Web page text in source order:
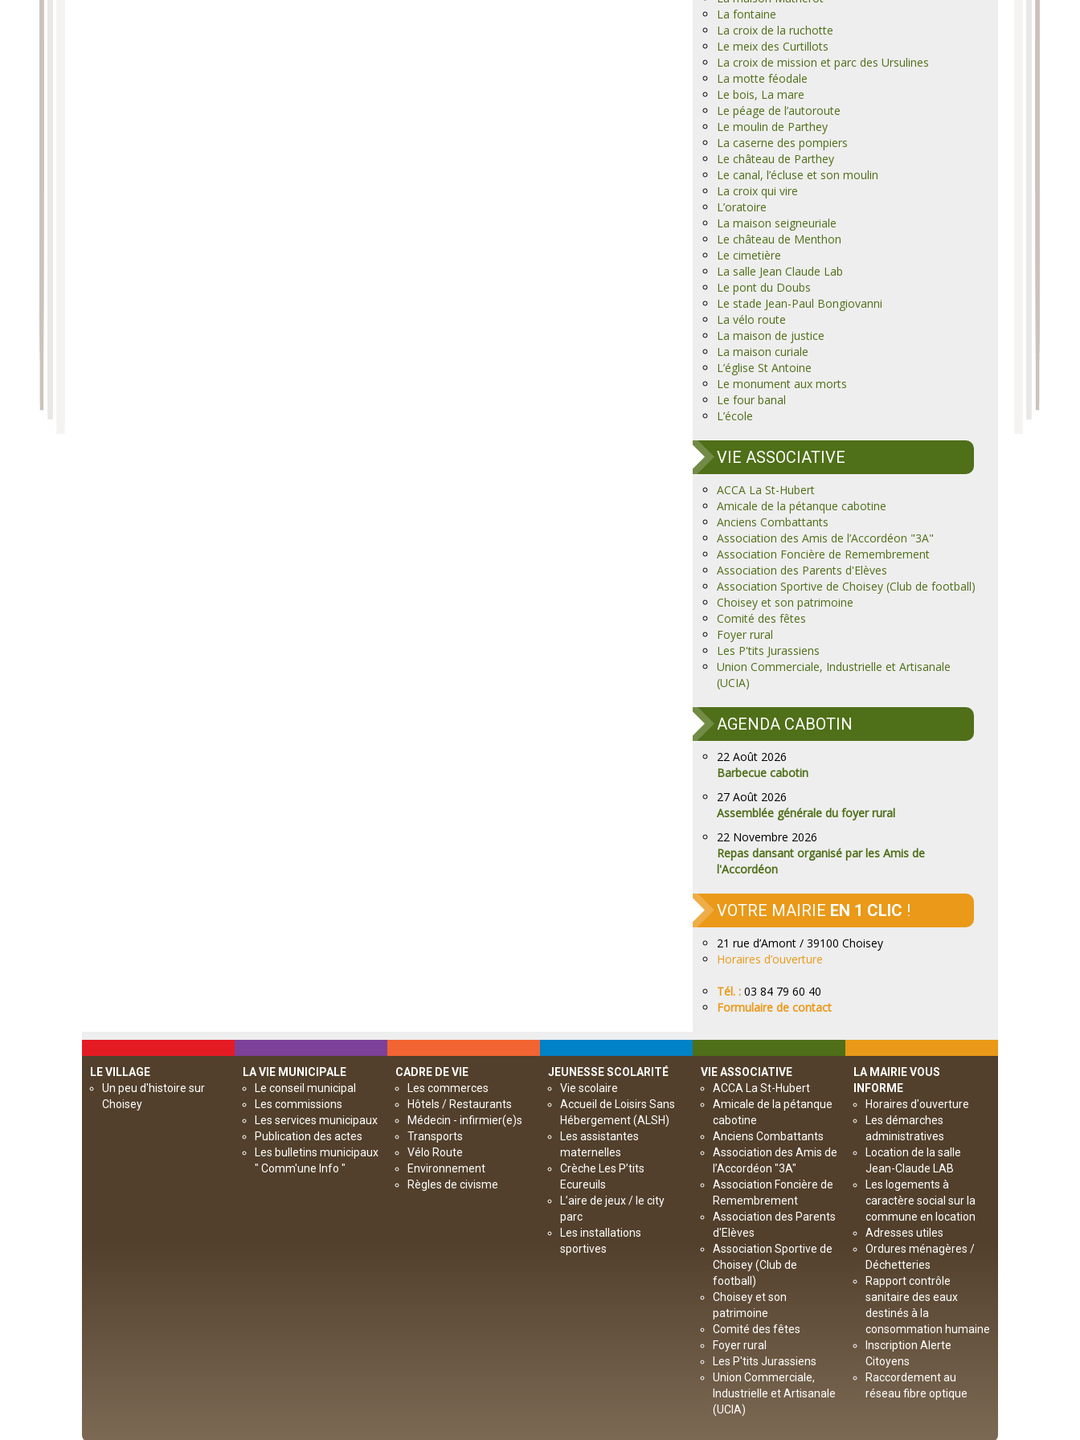
La fontaine
La croix de la ruchotte
Le meix des Curtillots
La croix de mission et parc des Ursulines
La motte féodale
Le bois, La mare
Le péage de l’autoroute
Le moulin de Parthey
La caserne des pompiers
Le château de Parthey
Le canal, l’écluse et son moulin
La croix qui vire
L’oratoire
La maison seigneuriale
Le château de Menthon
Le cimetière
La salle Jean Claude Lab
Le pont du Doubs
Le stade Jean-Paul Bongiovanni
La vélo route
La maison de justice
La maison curiale
L’église St Antoine
Le monument aux morts
Le four banal
L’école
VIE ASSOCIATIVE
ACCA La St-Hubert
Amicale de la pétanque cabotine
Anciens Combattants
Association des Amis de l’Accordéon "3A"
Association Foncière de Remembrement
Association des Parents d'Elèves
Association Sportive de Choisey (Club de football)
Choisey et son patrimoine
Comité des fêtes
Foyer rural
Les P'tits Jurassiens
Union Commerciale, Industrielle et Artisanale
(UCIA)
AGENDA CABOTIN
22 Août 2026
Barbecue cabotin
27 Août 2026
Assemblée générale du foyer rural
22 Novembre 2026
Repas dansant organisé par les Amis de
l'Accordéon
VOTRE MAIRIE EN 1 CLIC !
21 rue d’Amont / 39100 Choisey
Horaires d’ouverture
Tél. : 03 84 79 60 40
Formulaire de contact
LE VILLAGE
Un peu d'histoire sur
Choisey
LA VIE MUNICIPALE
Le conseil municipal
Les commissions
Les services municipaux
Publication des actes
Les bulletins municipaux
" Comm'une Info "
CADRE DE VIE
Les commerces
Hôtels / Restaurants
Médecin - infirmier(e)s
Transports
Vélo Route
Environnement
Règles de civisme
JEUNESSE SCOLARITÉ
Vie scolaire
Accueil de Loisirs Sans
Hébergement (ALSH)
Les assistantes
maternelles
Crèche Les P’tits
Ecureuils
L’aire de jeux / le city
parc
Les installations
sportives
VIE ASSOCIATIVE
ACCA La St-Hubert
Amicale de la pétanque
cabotine
Anciens Combattants
Association des Amis de
l’Accordéon "3A"
Association Foncière de
Remembrement
Association des Parents
d'Elèves
Association Sportive de
Choisey (Club de
football)
Choisey et son
patrimoine
Comité des fêtes
Foyer rural
Les P'tits Jurassiens
Union Commerciale,
Industrielle et Artisanale
(UCIA)
LA MAIRIE VOUS
INFORME
Horaires d'ouverture
Les démarches
administratives
Location de la salle
Jean-Claude LAB
Les logements à
caractère social sur la
commune en location
Adresses utiles
Ordures ménagères /
Déchetteries
Rapport contrôle
sanitaire des eaux
destinés à la
consommation humaine
Inscription Alerte
Citoyens
Raccordement au
réseau fibre optique